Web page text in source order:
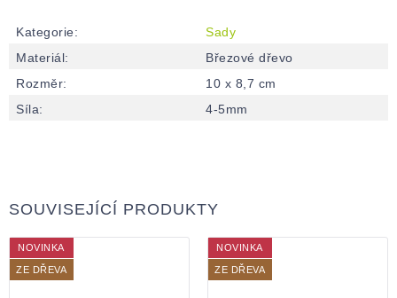
Kategorie:
Sady
Materiál:
Březové dřevo
Rozměr:
10 x 8,7 cm
Síla: 4-5mm
SOUVISEJÍCÍ PRODUKTY
NOVINKA
ZE DŘEVA
NOVINKA
ZE DŘEVA